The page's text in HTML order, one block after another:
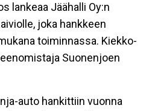
lankeaa Jäähalli Oy:n
joka hankkeen
toiminnassa. Kiekko-
Suonenjoen
auto hankittiin vuonna